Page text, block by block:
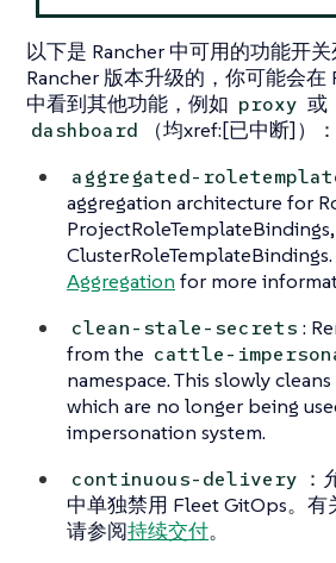
以下是 Rancher 中可用的功能开
Rancher 版本升级的，你可能会在
中看到其他功能，例如 proxy 或
dashboard （均xref:[已中断]）：
aggregated-
aggregation architecture for
ClusterRoleTemplateBindings.
Aggregation for more
clean-stale-secrets :
from the cattle-
namespace. This slowly
which are no longer being
impersonation system.
continuous-delivery ：
中单独禁用 Fleet GitOps。有
请参阅持续交付。